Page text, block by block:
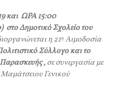
και ΩΡΑ 15:00
Δημοτικό Σχολείο του
η 21η Αιμοδοσία
Σύλλογο και το
,σε συνεργασία με
Γενικού